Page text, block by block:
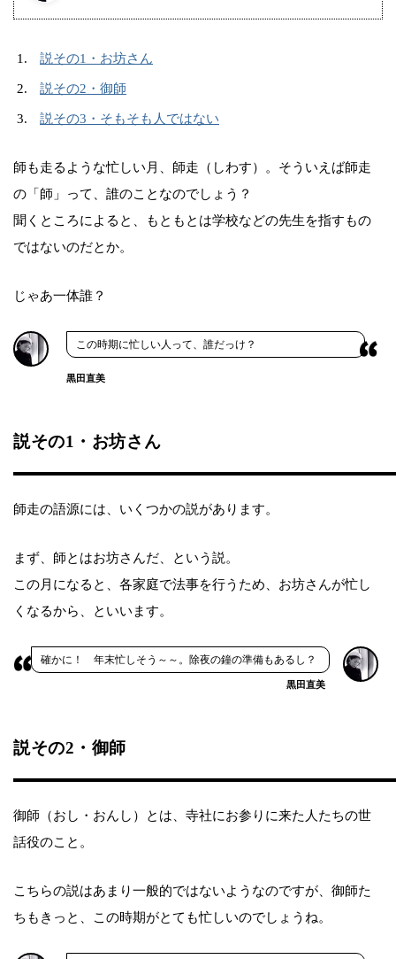
説その1・お坊さん
説その2・御師
説その3・そもそも人ではない
師も走るような忙しい月、師走（しわす）。そういえば師走
の「師」って、誰のことなのでしょう？
聞くところによると、もともとは学校などの先生を指すもの
ではないのだとか。
じゃあ一体誰？
この時期に忙しい人って、誰だっけ？
黒田直美
説その1・お坊さん
師走の語源には、いくつかの説があります。
まず、師とはお坊さんだ、という説。
この月になると、各家庭で法事を行うため、お坊さんが忙し
くなるから、といいます。
確かに！ 年末忙しそう～～。除夜の鐘の準備もあるし？
黒田直美
説その2・御師
御師（おし・おんし）とは、寺社にお参りに来た人たちの世
話役のこと。
こちらの説はあまり一般的ではないようなのですが、御師た
ちもきっと、この時期がとても忙しいのでしょうね。